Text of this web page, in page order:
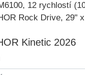
12 rychlostí
Rock Drive, 29"
Kinetic 2026